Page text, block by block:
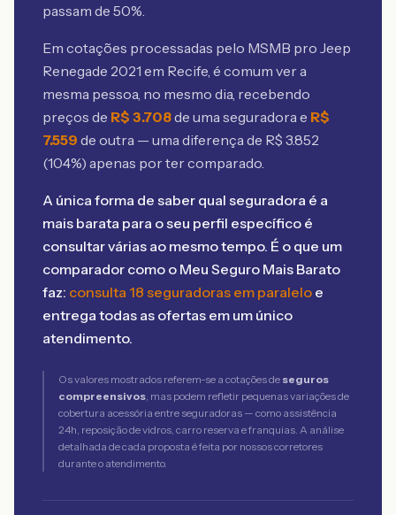
passam de 50%.
Em cotações processadas pelo MSMB pro Jeep
Renegade 2021 em Recife, é comum ver a
mesma pessoa, no mesmo dia, recebendo
preços de R$ 3.708de uma seguradora e R$
7.559 de outra — uma diferença de R$ 3.852
(104%) apenas por ter comparado.
A única forma de saber qual seguradora é a
mais barata para o seu perfil específico é
consultar várias ao mesmo tempo. É o que um
comparador como o Meu Seguro Mais Barato
faz: consulta 18 seguradoras em paralelo e
entrega todas as ofertas em um único
atendimento.
Os valores mostrados referem-se a cotações de seguros
compreensivos, mas podem refletir pequenas variações de
cobertura acessória entre seguradoras — como assistência
24h, reposição de vidros, carro reserva e franquias. A análise
detalhada de cada proposta é feita por nossos corretores
durante o atendimento.